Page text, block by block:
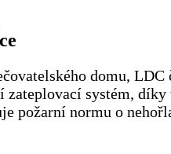
domu,
zateplovací systém, díky
požarní normu o